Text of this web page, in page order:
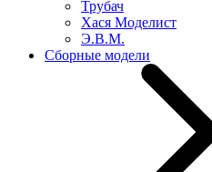
Трубач
Хася Моделист
Э.В.М.
Сборные модели